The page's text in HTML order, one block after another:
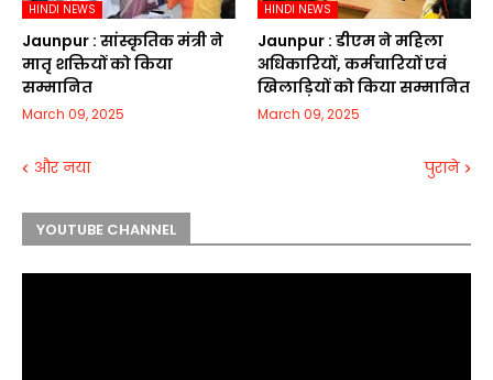
HINDI NEWS
Jaunpur :​ सांस्कृतिक मंत्री ने
मातृ शक्तियों को किया
सम्मानित
March 09, 2025
HINDI NEWS
Jaunpur :​ डीएम ने महिला
अधिकारियों, कर्मचारियों एवं
खिलाड़ियों को किया सम्मानित
March 09, 2025
और नया पुराने
YOUTUBE CHANNEL